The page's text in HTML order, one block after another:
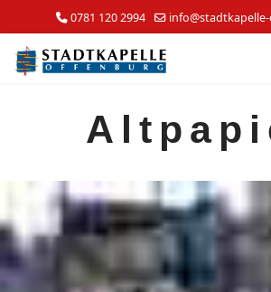
0781 120 2994